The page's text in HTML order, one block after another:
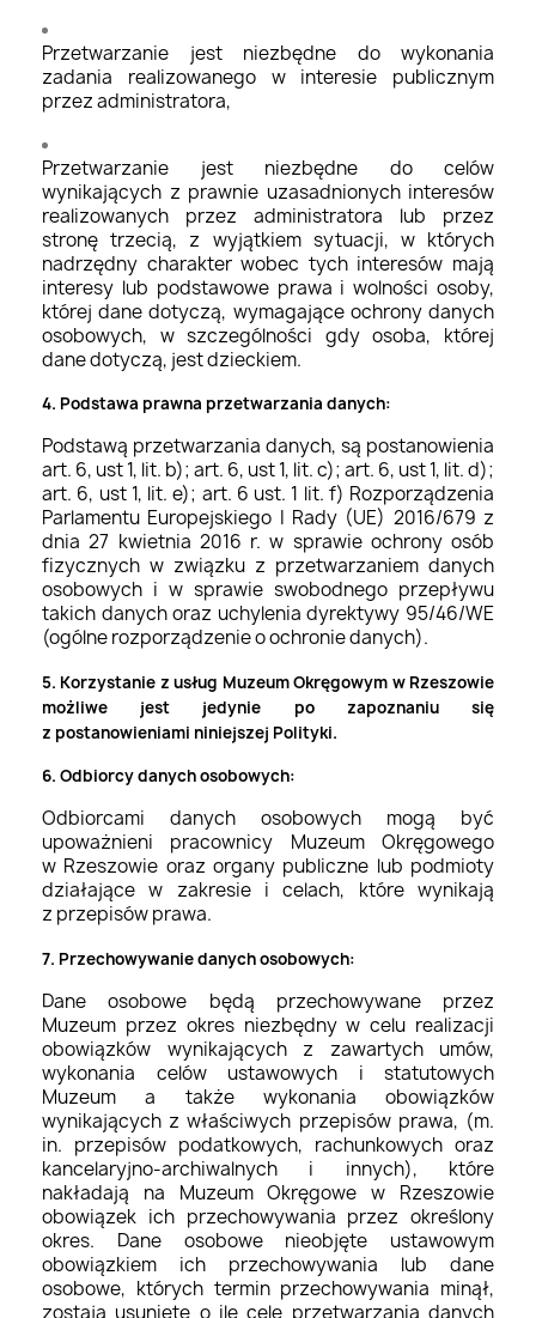
Przetwarzanie jest niezbędne do wykonania
zadania realizowanego w interesie publicznym
przez administratora,
Przetwarzanie jest niezbędne do celów
wynikających z prawnie uzasadnionych interesów
realizowanych przez administratora lub przez
stronę trzecią, z wyjątkiem sytuacji, w których
nadrzędny charakter wobec tych interesów mają
interesy lub podstawowe prawa i wolności osoby,
której dane dotyczą, wymagające ochrony danych
osobowych, w szczególności gdy osoba, której
dane dotyczą, jest dzieckiem.
4. Podstawa prawna przetwarzania danych:
Podstawą przetwarzania danych, są postanowienia
art. 6, ust 1, lit. b); art. 6, ust 1, lit. c); art. 6, ust 1, lit. d);
art. 6, ust 1, lit. e); art. 6 ust. 1 lit. f) Rozporządzenia
Parlamentu Europejskiego I Rady (UE) 2016/679 z
dnia 27 kwietnia 2016 r. w sprawie ochrony osób
fizycznych w związku z przetwarzaniem danych
osobowych i w sprawie swobodnego przepływu
takich danych oraz uchylenia dyrektywy 95/46/WE
(ogólne rozporządzenie o ochronie danych).
5. Korzystanie z usług Muzeum Okręgowym w Rzeszowie
możliwe jest jedynie po zapoznaniu się
z postanowieniami niniejszej Polityki.
6. Odbiorcy danych osobowych:
Odbiorcami danych osobowych mogą być
upoważnieni pracownicy Muzeum Okręgowego
w Rzeszowie oraz organy publiczne lub podmioty
działające w zakresie i celach, które wynikają
z przepisów prawa.
7. Przechowywanie danych osobowych:
Dane osobowe będą przechowywane przez
Muzeum przez okres niezbędny w celu realizacji
obowiązków wynikających z zawartych umów,
wykonania celów ustawowych i statutowych
Muzeum a także wykonania obowiązków
wynikających z właściwych przepisów prawa, (m.
in. przepisów podatkowych, rachunkowych oraz
kancelaryjno-archiwalnych i innych), które
nakładają na Muzeum Okręgowe w Rzeszowie
obowiązek ich przechowywania przez określony
okres. Dane osobowe nieobjęte ustawowym
obowiązkiem ich przechowywania lub dane
osobowe, których termin przechowywania minął,
zostają usunięte o ile cele przetwarzania danych